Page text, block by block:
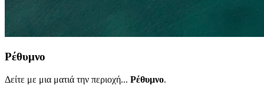
Ρέθυμνο
Δείτε με μια ματιά την περιοχή... Ρέθυμνο.